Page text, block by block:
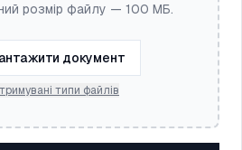
розмір файлу — 100 МБ.
документ
типи файлів